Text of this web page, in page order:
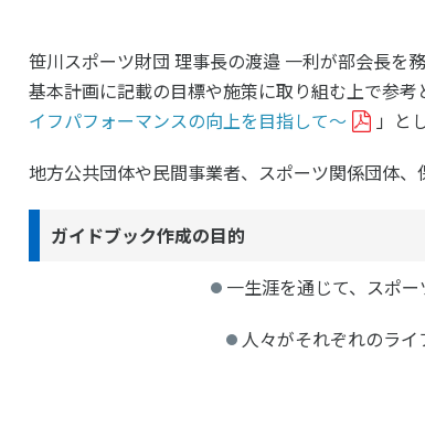
予算 健康とスポーツ
社会づくり
なまちづくり
笹川スポーツ財団 理事長の渡邉 ⼀利が部会長を務
基本計画に記載の目標や施策に取り組む上で参考
イフパフォーマンスの向上を目指して～
」と
地方公共団体や民間事業者、スポーツ関係団体
ガイドブック作成の目的
一生涯を通じて、スポ
人々がそれぞれのラ